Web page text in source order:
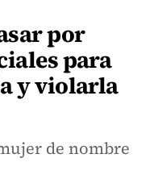
por
para
y violarla
de nombre